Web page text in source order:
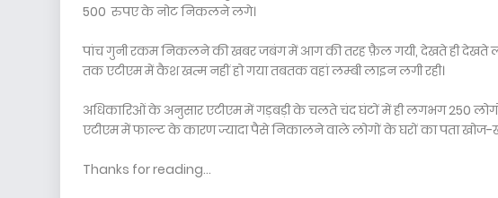
500 रुपए के नोट निकलने लगे।
पांच गुनी रकम निकलने की खबर जबंग में आग की तरह फ़ैल गयी, देखते ही देखते
तक एटीएम में कैश खत्म नहीं हो गया तबतक वहां लम्बी लाइन लगी रही।
अधिकारिओं के अनुसार एटीएम में गड़बड़ी के चलते चंद घंटों में ही लगभग 250
एटीएम में फाल्ट के कारण ज्यादा पैसे निकालने वाले लोगों के घरों का पता
Thanks for reading...